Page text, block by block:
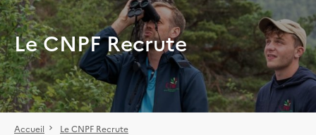
Le CNPF Recrute
Accueil Le CNPF Recrute